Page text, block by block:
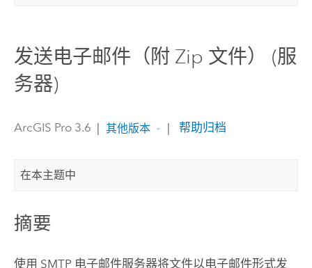
发送电子邮件（附 Zip 文件） (服
务器)
ArcGIS Pro 3.6 | 其他版本 | 帮助归档
在本主题中
摘要
使用 SMTP 电子邮件服务器将文件以电子邮件形式发